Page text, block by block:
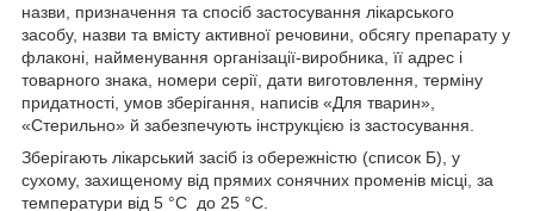
назви, призначення та спосіб застосування лікарського
засобу, назви та вмісту активної речовини, обсягу препарату у
флаконі, найменування організації-виробника, її адрес і
товарного знака, номери серії, дати виготовлення, терміну
придатності, умов зберігання, написів «Для тварин»,
«Стерильно» й забезпечують інструкцією із застосування.
Зберігають лікарський засіб із обережністю (список Б), у
сухому, захищеному від прямих сонячних променів місці, за
температури від 5 °C до 25 °C.